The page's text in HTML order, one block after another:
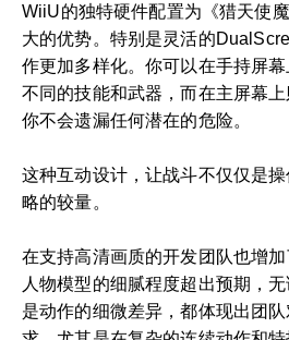
WiiU的独特硬件配置为《猎天使
大的优势。特别是灵活的
作更加多样化。你可以在手持屏
不同的技能和武器，而在主屏幕
你不会遗漏任何潜在的危险。
这种互动设计，让战斗不仅仅是
略的较量。
在支持高清画质的开发团队也增加
人物模型的细腻程度超出预期，
是动作的细微差异，都体现出团